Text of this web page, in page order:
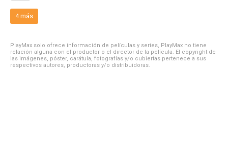
4 más
PlayMax solo ofrece información de películas y series, PlayMax no tiene
relación alguna con el productor o el director de la película. El copyright de
las imágenes, póster, carátula, fotografías y/o cubiertas pertenece a sus
respectivos autores, productoras y/o distribuidoras.